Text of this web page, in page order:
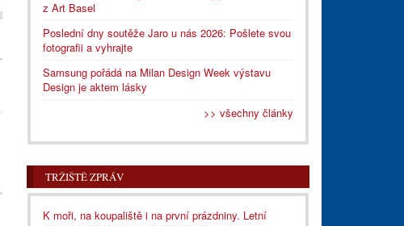
z Art Basel
Poslední dny soutěže Jaro u nás 2026: Pošlete svou
fotografii a vyhrajte
Samsung pořádá na Milan Design Week výstavu
Design je aktem lásky
>> všechny články
TRŽIŠTĚ ZPRÁV
K moři, na koupaliště i na první prázdniny. Letní